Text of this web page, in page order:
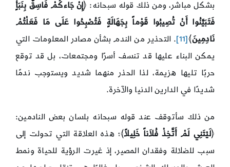
بشكل مباشر، ومن ذلك قوله سبحانه: ﴿إِنْ جَاءكُمْ فَاسِقٌ بِنَبَأٍ
فَتَبَيَّنُوا أَنْ تُصِيبُوا قَوْماً بِجَهَالَةٍ فَتُصْبِحُوا عَلَى مَا فَعَلْتُمْ
نَادِمِينَ﴾ [11]
. التحذير من الندم بشأن مصادر المعلومات التي
يمكن البناء عليها قد تنسف أسرًا ومجتمعات، بل قد توقع
حربًا تليها هزيمة، لذا الحذر منهما شديد ويستوجب ندمًا
شديدًا في الدارين الدنيا والآخرة.
من ذلك سأتوقف عند قوله سبحانه بلسان بعض النادمين:
﴿لَيْتَنِي لَمْ أَتَّخِذْ فُلاَناً خَلِيلاً﴾؛ هذه العلاقة التي تحولت إلى
سبب للضلالة وفقدان المصير، إذ غيرت الرؤية للحياة ونمط